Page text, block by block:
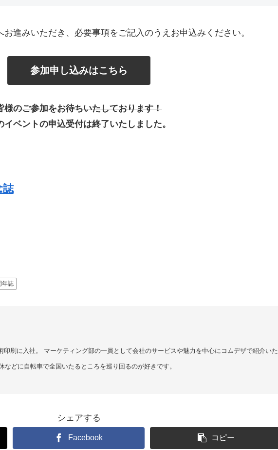
進みいただき、必要事項をご記入のうえお申込みください。
参加申し込みはこちら
様のご参加をお待ちいたしております！
イベントの申込受付は終了いたしました。
誌
年誌
印刷に入社。 マーケティング部の一員として会社のサービスや魅力を中心にコムデザで紹介いた
などに自転車で全国いたるところを巡り回るのが好きです。
シェアする
Facebook コピー